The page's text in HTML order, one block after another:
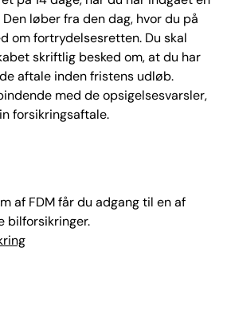
løber fra den dag, hvor du på
om fortrydelsesretten. Du skal
skriftlig besked om, at du har
aftale inden fristens udløb.
med de opsigelsesvarsler,
forsikringsaftale.
af FDM får du adgang til en af
bilforsikringer.